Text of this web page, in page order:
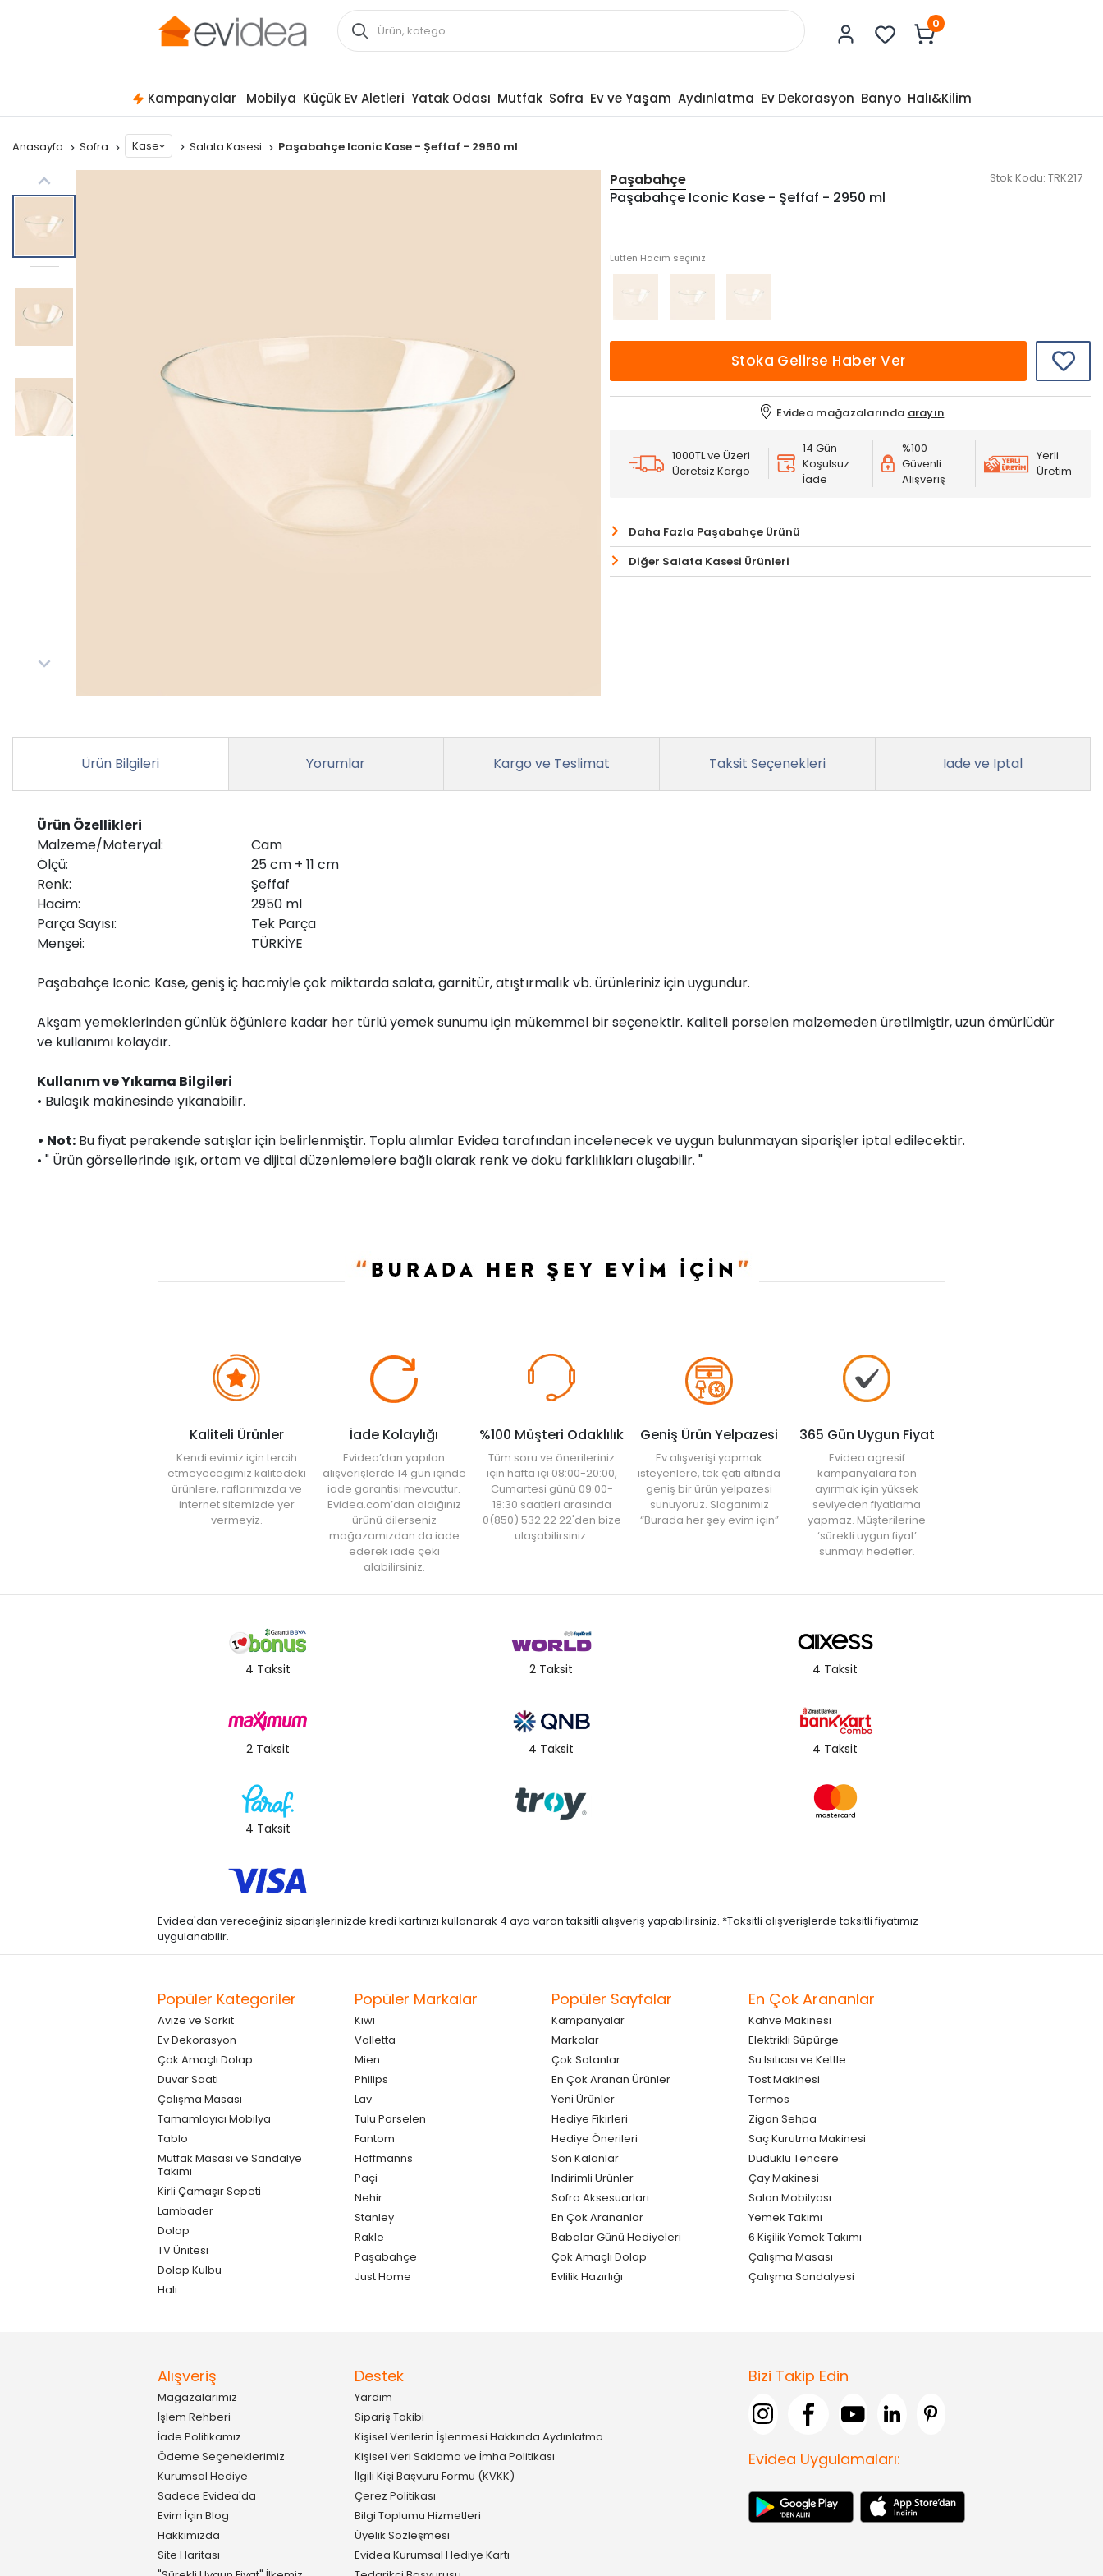
0
Kampanyalar Mobilya Küçük Ev Aletleri Yatak Odası Mutfak Sofra Ev ve Yaşam Aydınlatma Ev Dekorasyon Banyo Halı&Kilim
Anasayfa Sofra Kase Salata Kasesi Paşabahçe Iconic Kase - Şeffaf - 2950 ml
Paşabahçe Stok Kodu: TRK217
Paşabahçe Iconic Kase - Şeffaf - 2950 ml
Lütfen Hacim seçiniz
Stoka Gelirse Haber Ver
Evidea mağazalarında arayın
1000TL ve Üzeri
Ücretsiz Kargo
14 Gün
Koşulsuz
İade
%100
Güvenli
Alışveriş
Yerli
Üretim
Daha Fazla Paşabahçe Ürünü
Diğer Salata Kasesi Ürünleri
Ürün Bilgileri Yorumlar Kargo ve Teslimat Taksit Seçenekleri İade ve İptal
Ürün Özellikleri
Malzeme/Materyal:
Cam
Ölçü:
25 cm + 11 cm
Renk:
Şeffaf
Hacim:
2950 ml
Parça Sayısı:
Tek Parça
Menşei:
TÜRKİYE
Paşabahçe Iconic Kase, geniş iç hacmiyle çok miktarda salata, garnitür, atıştırmalık vb. ürünleriniz için uygundur.
Akşam yemeklerinden günlük öğünlere kadar her türlü yemek sunumu için mükemmel bir seçenektir. Kaliteli porselen malzemeden üretilmiştir, uzun ömürlüdür
ve kullanımı kolaydır.
Kullanım ve Yıkama Bilgileri
• Bulaşık makinesinde yıkanabilir.
• Not: Bu fiyat perakende satışlar için belirlenmiştir. Toplu alımlar Evidea tarafından incelenecek ve uygun bulunmayan siparişler iptal edilecektir.
• " Ürün görsellerinde ışık, ortam ve dijital düzenlemelere bağlı olarak renk ve doku farklılıkları oluşabilir. "
Kaliteli Ürünler
Kendi evimiz için tercih
etmeyeceğimiz kalitedeki
ürünlere, raflarımızda ve
internet sitemizde yer
vermeyiz.
İade Kolaylığı
Evidea’dan yapılan
alışverişlerde 14 gün içinde
iade garantisi mevcuttur.
Evidea.com’dan aldığınız
ürünü dilerseniz
mağazamızdan da iade
ederek iade çeki
alabilirsiniz.
%100 Müşteri Odaklılık
Tüm soru ve önerileriniz
için hafta içi 08:00-20:00,
Cumartesi günü 09:00-
18:30 saatleri arasında
0(850) 532 22 22'den bize
ulaşabilirsiniz.
Geniş Ürün Yelpazesi
Ev alışverişi yapmak
isteyenlere, tek çatı altında
geniş bir ürün yelpazesi
sunuyoruz. Sloganımız
“Burada her şey evim için”
365 Gün Uygun Fiyat
Evidea agresif
kampanyalara fon
ayırmak için yüksek
seviyeden fiyatlama
yapmaz. Müşterilerine
‘sürekli uygun fiyat’
sunmayı hedefler.
4 Taksit 2 Taksit 4 Taksit
2 Taksit 4 Taksit 4 Taksit
4 Taksit
Evidea'dan vereceğiniz siparişlerinizde kredi kartınızı kullanarak 4 aya varan taksitli alışveriş yapabilirsiniz. *Taksitli alışverişlerde taksitli fiyatımız
uygulanabilir.
Popüler Kategoriler
Avize ve Sarkıt
Ev Dekorasyon
Çok Amaçlı Dolap
Duvar Saati
Çalışma Masası
Tamamlayıcı Mobilya
Tablo
Mutfak Masası ve Sandalye
Takımı
Kirli Çamaşır Sepeti
Lambader
Dolap
TV Ünitesi
Dolap Kulbu
Halı
Popüler Markalar
Kiwi
Valletta
Mien
Philips
Lav
Tulu Porselen
Fantom
Hoffmanns
Paçi
Nehir
Stanley
Rakle
Paşabahçe
Just Home
Popüler Sayfalar
Kampanyalar
Markalar
Çok Satanlar
En Çok Aranan Ürünler
Yeni Ürünler
Hediye Fikirleri
Hediye Önerileri
Son Kalanlar
İndirimli Ürünler
Sofra Aksesuarları
En Çok Arananlar
Babalar Günü Hediyeleri
Çok Amaçlı Dolap
Evlilik Hazırlığı
En Çok Arananlar
Kahve Makinesi
Elektrikli Süpürge
Su Isıtıcısı ve Kettle
Tost Makinesi
Termos
Zigon Sehpa
Saç Kurutma Makinesi
Düdüklü Tencere
Çay Makinesi
Salon Mobilyası
Yemek Takımı
6 Kişilik Yemek Takımı
Çalışma Masası
Çalışma Sandalyesi
Alışveriş
Mağazalarımız
İşlem Rehberi
İade Politikamız
Ödeme Seçeneklerimiz
Kurumsal Hediye
Sadece Evidea'da
Evim İçin Blog
Hakkımızda
Site Haritası
Destek
Yardım
Sipariş Takibi
Kişisel Verilerin İşlenmesi Hakkında Aydınlatma
Kişisel Veri Saklama ve İmha Politikası
İlgili Kişi Başvuru Formu (KVKK)
Çerez Politikası
Bilgi Toplumu Hizmetleri
Üyelik Sözleşmesi
Evidea Kurumsal Hediye Kartı
Bizi Takip Edin
Evidea Uygulamaları: